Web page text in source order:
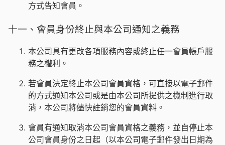
方式告知會員。
十一、會員身份終止與本公司通知之義務
本公司具有更改各項服務內容或終止任一會員帳戶服
務之權利。
若會員決定終止本公司會員資格，可直接以電子郵件
的方式通知本公司或是由本公司所提供之機制進行取
消，本公司將儘快註銷您的會員資料。
會員有通知取消本公司會員資格之義務，並自停止本
公司會員身份之日起（以本公司電子郵件發出日期為